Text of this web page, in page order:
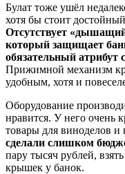
Булат тоже ушёл
хотя бы стоит
Отсутствует
который защищает
обязательный атрибут
Прижимной механизм
удобным, хотя и
Оборудование
нравится. У него очень
товары для виноделов и
сделали слишком
пару тысяч рублей,
крышек у банок.